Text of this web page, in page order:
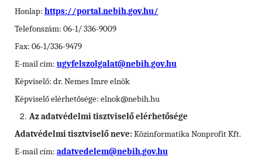
Honlap: https://portal.nebih.gov.hu/
Telefonszám: 06-1/ 336-9009
Fax: 06-1/336-9479
E-mail cím: ugyfelszolgalat@nebih.gov.hu
Képviselő: dr. Nemes Imre elnök
Képviselő elérhetősége: elnok@nebih.hu
Az adatvédelmi tisztviselő elérhetősége
Adatvédelmi tisztviselő neve:Közinformatika Nonprofit Kft.
E-mail cím: adatvedelem@nebih.gov.hu